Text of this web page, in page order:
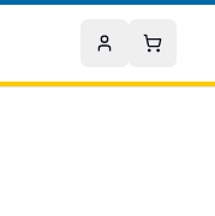
Mitt konto